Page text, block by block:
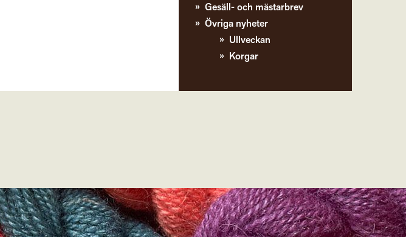
Gesäll- och mästarbrev
Övriga nyheter
Ullveckan
Korgar